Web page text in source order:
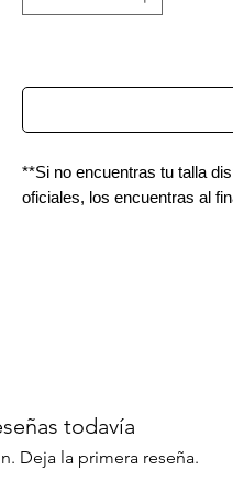
**Si no encuentras tu talla
oficiales, los encuentras al
todavía
Deja la primera reseña.